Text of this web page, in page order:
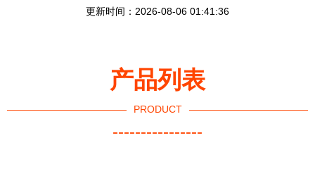
更新时间：2026-08-06 01:41:36
产品列表
PRODUCT
----------------